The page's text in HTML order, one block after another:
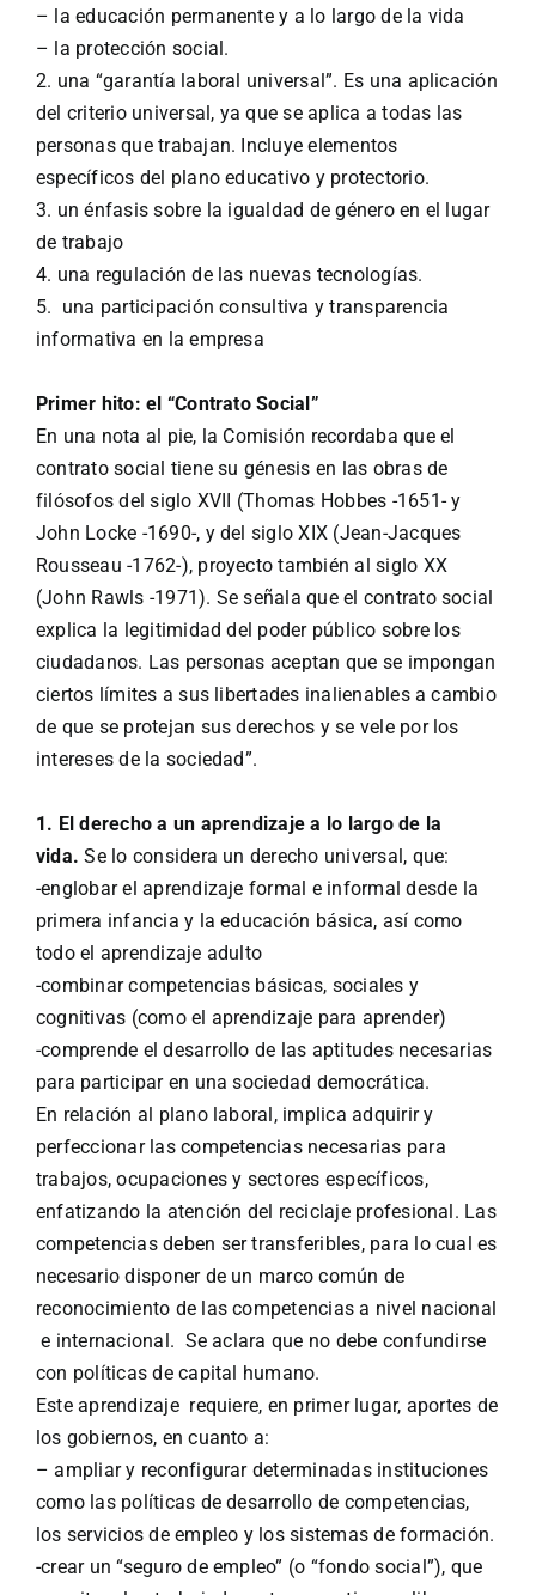
– la educación permanente y a lo largo de la vida
– la protección social.
2. una “garantía laboral universal”. Es una aplicación
del criterio universal, ya que se aplica a todas las
personas que trabajan. Incluye elementos
específicos del plano educativo y protectorio.
3. un énfasis sobre la igualdad de género en el lugar
de trabajo
4. una regulación de las nuevas tecnologías.
5. una participación consultiva y transparencia
informativa en la empresa
Primer hito: el “Contrato Social”
En una nota al pie, la Comisión recordaba que el
contrato social tiene su génesis en las obras de
filósofos del siglo XVII (Thomas Hobbes -1651- y
John Locke -1690-, y del siglo XIX (Jean-Jacques
Rousseau -1762-), proyecto también al siglo XX
(John Rawls -1971). Se señala que el contrato social
explica la legitimidad del poder público sobre los
ciudadanos. Las personas aceptan que se impongan
ciertos límites a sus libertades inalienables a cambio
de que se protejan sus derechos y se vele por los
intereses de la sociedad”.
1. El derecho a un aprendizaje a lo largo de la
vida. Se lo considera un derecho universal, que:
-englobar el aprendizaje formal e informal desde la
primera infancia y la educación básica, así como
todo el aprendizaje adulto
-combinar competencias básicas, sociales y
cognitivas (como el aprendizaje para aprender)
-comprende el desarrollo de las aptitudes necesarias
para participar en una sociedad democrática.
En relación al plano laboral, implica adquirir y
perfeccionar las competencias necesarias para
trabajos, ocupaciones y sectores específicos,
enfatizando la atención del reciclaje profesional. Las
competencias deben ser transferibles, para lo cual es
necesario disponer de un marco común de
reconocimiento de las competencias a nivel nacional
e internacional. Se aclara que no debe confundirse
con políticas de capital humano.
Este aprendizaje requiere, en primer lugar, aportes de
los gobiernos, en cuanto a:
– ampliar y reconfigurar determinadas instituciones
como las políticas de desarrollo de competencias,
los servicios de empleo y los sistemas de formación.
-crear un “seguro de empleo” (o “fondo social”), que